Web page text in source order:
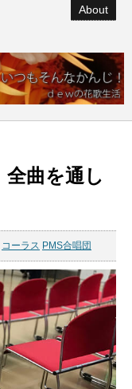
About
曲を通し
コーラス PMS合唱団